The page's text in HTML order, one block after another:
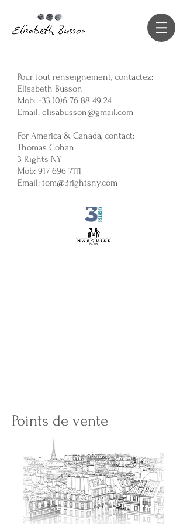
Pour tout renseignement, contactez:
Elisabeth Busson
Mob: +33 (0)6 76 88 49 24
Email: elisabusson@gmail.com
For America & Canada, contact:
Thomas Cohan
3 Rights NY
Mob: 917 696 7111
Email: tom@3rightsny.com
Points de vente